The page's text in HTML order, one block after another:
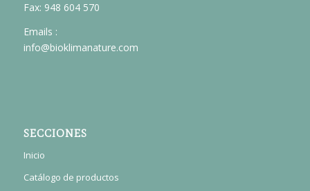
Fax: 948 604 570
Emails :
info@bioklimanature.com
SECCIONES
Inicio
Catálogo de productos